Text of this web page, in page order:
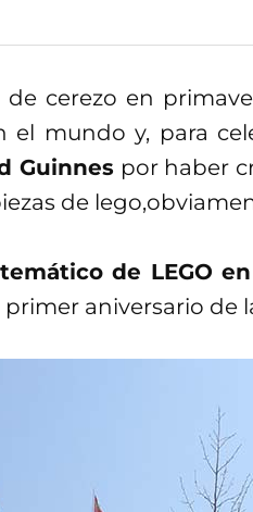
cerezo en
mundo y, para
Guinnes por haber
de
de LEGO
aniversario de